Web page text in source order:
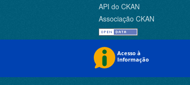
API do CKAN
Associação CKAN